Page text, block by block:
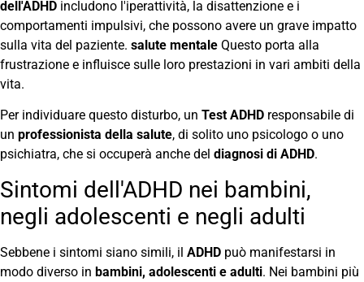
dell'ADHD includono l'iperattività, la disattenzione e i
comportamenti impulsivi, che possono avere un grave impatto
sulla vita del paziente. salute mentale Questo porta alla
frustrazione e influisce sulle loro prestazioni in vari ambiti della
vita.
Per individuare questo disturbo, un Test ADHD responsabile di
un professionista della salute, di solito uno psicologo o uno
psichiatra, che si occuperà anche del diagnosi di ADHD.
Sintomi dell'ADHD nei bambini,
negli adolescenti e negli adulti
Sebbene i sintomi siano simili, il ADHD può manifestarsi in
modo diverso in bambini, adolescenti e adulti. Nei bambini più